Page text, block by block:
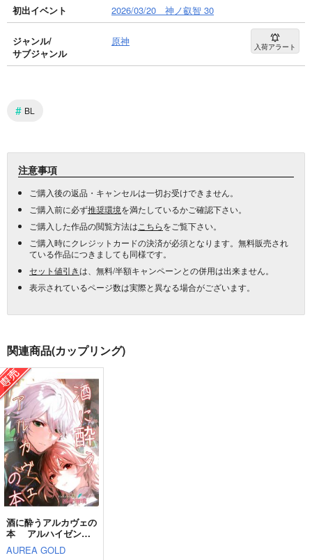
初出イベント
2026/03/20 神ノ叡智 30
ジャンル/
サブジャンル
原神 入荷アラート
# BL
注意事項
ご購入後の返品・キャンセルは一切お受けできません。
ご購入前に必ず推奨環境を満たしているかご確認下さい。
ご購入した作品の閲覧方法は こちらをご覧下さい。
ご購入時にクレジットカードの決済が必須となります。無料販売され
ている作品につきましても同様です。
セット値引きは、無料/半額キャンペーンとの併用は出来ません。
表示されているページ数は実際と異なる場合がございます。
関連商品(カップリング)
酒に酔うアルカヴェの
本 アルハイゼンｘ
カーヴェHaiKaveh
AUREA GOLD